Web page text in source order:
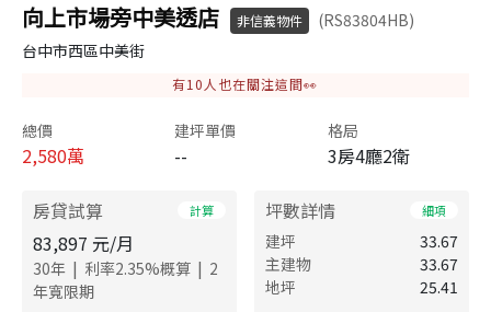
向上市場旁中美透店 非信義物件
(RS83804HB)
台中市西區中美街
有10 人也在關注這間👀
總價
2,580萬
建坪單價
--
格局
3房4廳2衛
房貸試算 計算
83,897 元/月
30年 | 利率2.35%概算 | 2
年寬限期
坪數詳情 細項
建坪
33.67
主建物
33.67
地坪
25.41